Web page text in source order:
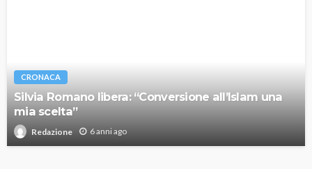
CRONACA
Silvia Romano libera: “Conversione all’Islam una
mia scelta”
Redazione 6 anni ago